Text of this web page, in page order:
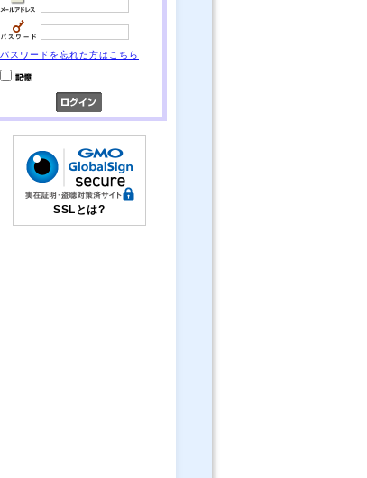
パスワードを忘れた方はこちら
SSLとは?